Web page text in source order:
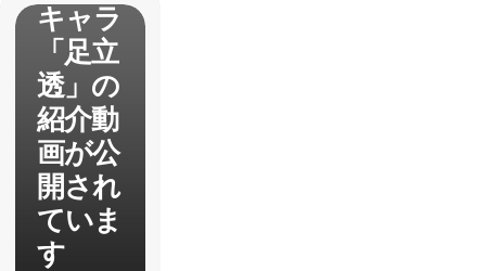
キャラ
「足立
透」の
紹介動
画が公
開され
ていま
す